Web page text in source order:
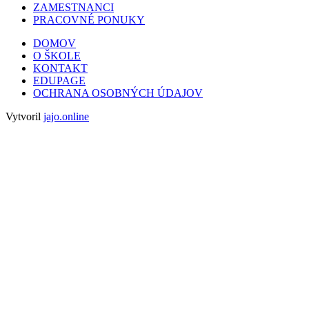
ZAMESTNANCI
PRACOVNÉ PONUKY
DOMOV
O ŠKOLE
KONTAKT
EDUPAGE
OCHRANA OSOBNÝCH ÚDAJOV
Vytvoril jajo.online